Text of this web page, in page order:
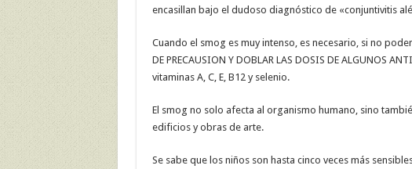
encasillan bajo el dudoso diagnóstico de «conjuntivitis
Cuando el smog es muy intenso, es necesario, si no
DE PRECAUSION Y DOBLAR LAS DOSIS DE ALGUNOS
vitaminas A, C, E, B12 y selenio.
El smog no solo afecta al organismo humano, sino
edificios y obras de arte.
Se sabe que los niños son hasta cinco veces más